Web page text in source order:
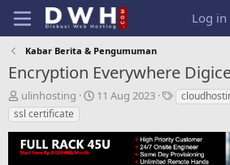
Log in
Kabar Berita & Pengumuman
Encryption Everywhere
T
h
r
e
a
ulinhosting
S
r
t
11 Aug 2023
T
s
ssl certificate